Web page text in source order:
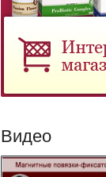
Видео